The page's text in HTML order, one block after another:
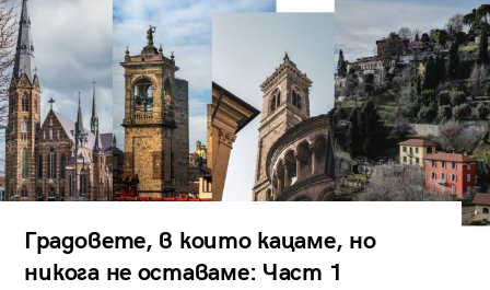
Градовете, в които кацаме, но
никога не оставаме: Част 1